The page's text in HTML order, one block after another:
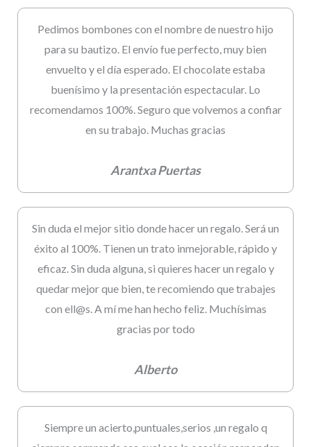
Pedimos bombones con el nombre de nuestro hijo
para su bautizo. El envío fue perfecto, muy bien
envuelto y el día esperado. El chocolate estaba
buenísimo y la presentación espectacular. Lo
recomendamos 100%. Seguro que volvemos a confiar
en su trabajo. Muchas gracias
Arantxa Puertas
Sin duda el mejor sitio donde hacer un regalo. Será un
éxito al 100%. Tienen un trato inmejorable, rápido y
eficaz. Sin duda alguna, si quieres hacer un regalo y
quedar mejor que bien, te recomiendo que trabajes
con ell@s. A mí me han hecho feliz. Muchísimas
gracias por todo
Alberto
Siempre un acierto,puntuales,serios ,un regalo q